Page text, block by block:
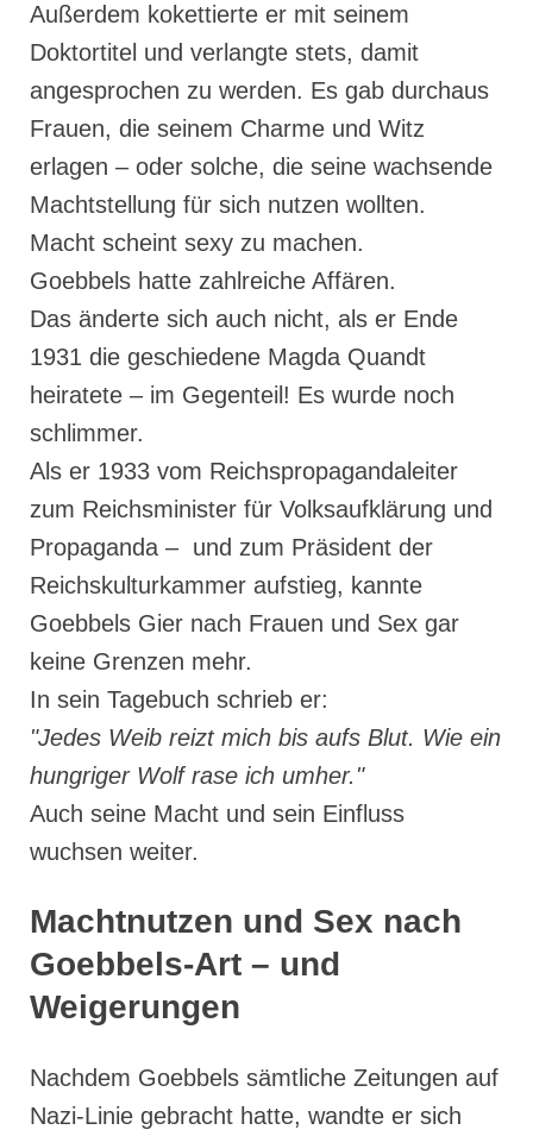
Außerdem kokettierte er mit seinem
Doktortitel und verlangte stets, damit
angesprochen zu werden. Es gab durchaus
Frauen, die seinem Charme und Witz
erlagen – oder solche, die seine wachsende
Machtstellung für sich nutzen wollten.
Macht scheint sexy zu machen.
Goebbels hatte zahlreiche Affären.
Das änderte sich auch nicht, als er Ende
1931 die geschiedene Magda Quandt
heiratete – im Gegenteil! Es wurde noch
schlimmer.
Als er 1933 vom Reichspropagandaleiter
zum Reichsminister für Volksaufklärung und
Propaganda – und zum Präsident der
Reichskulturkammer aufstieg, kannte
Goebbels Gier nach Frauen und Sex gar
keine Grenzen mehr.
In sein Tagebuch schrieb er:
"Jedes Weib reizt mich bis aufs Blut. Wie ein
hungriger Wolf rase ich umher."
Auch seine Macht und sein Einfluss
wuchsen weiter.
Machtnutzen und Sex nach
Goebbels-Art – und
Weigerungen
Nachdem Goebbels sämtliche Zeitungen auf
Nazi-Linie gebracht hatte, wandte er sich